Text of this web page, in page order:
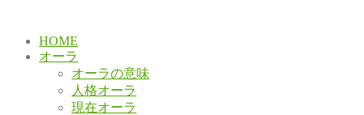
HOME
オーラ
オーラの意味
人格オーラ
現在オーラ